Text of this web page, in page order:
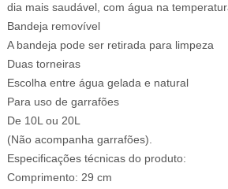
dia mais saudável, com água na
Bandeja removível
A bandeja pode ser retirada para limpeza
Duas torneiras
Escolha entre água gelada e natural
Para uso de garrafões
De 10L ou 20L
(Não acompanha garrafões).
Especificações técnicas do produto:
Comprimento: 29 cm